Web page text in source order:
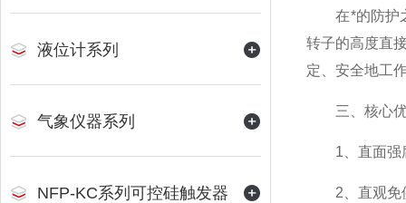
液位计系列
气象仪器系列
NFP-KC系列可控硅触发器
在*的防护之
转子的高度直
定、安全地工
三、核心优
1、直面强腐
2、直观免供